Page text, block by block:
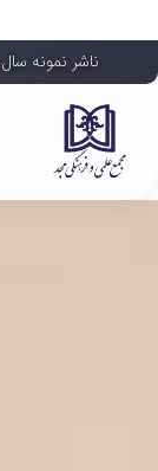
ناشر نمونه سال‌های ۱۳۹۳ و ۱۳۹۴ و ۱۳۹۷